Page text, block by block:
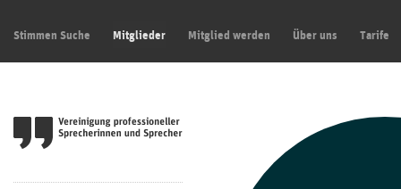
Stimmen Suche Mitglieder Mitglied werden Über uns Tarife